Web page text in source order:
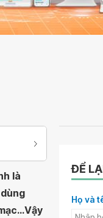
là
ĐỂ
Họ và